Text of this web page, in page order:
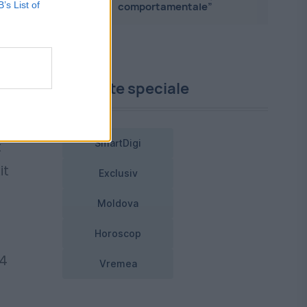
List of
comportamentale”
Proiecte speciale
SmartDigi
Exclusiv
Moldova
Horoscop
Vremea